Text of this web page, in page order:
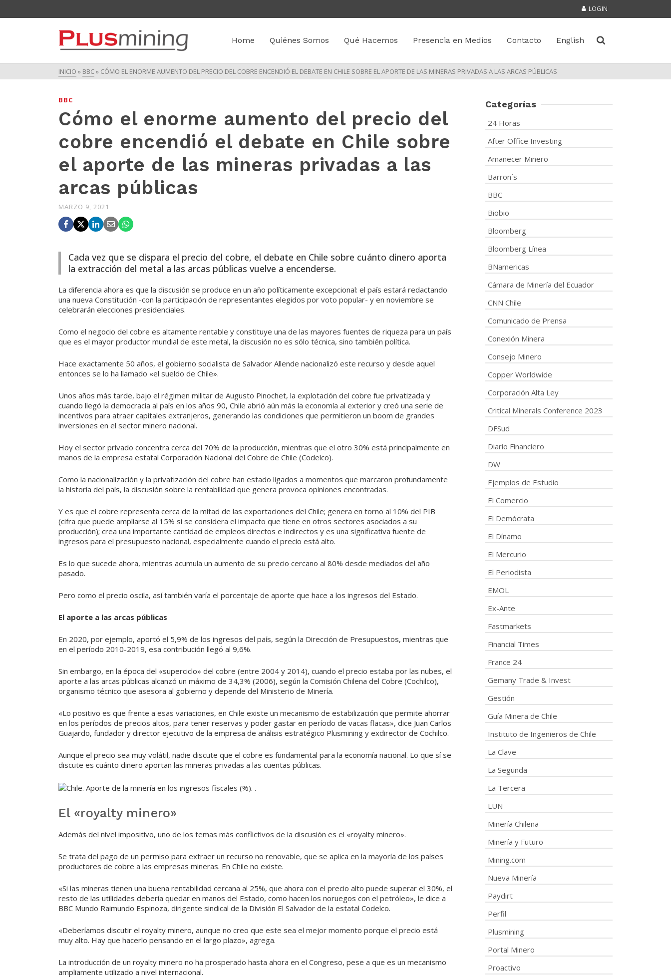
LOGIN
Home Quiénes Somos Qué Hacemos Presencia en Medios Contacto English
INICIO » BBC» CÓMO EL ENORME AUMENTO DEL PRECIO DEL COBRE ENCENDIÓ EL DEBATE EN CHILE SOBRE EL APORTE DE LAS MINERAS PRIVADAS A LAS ARCAS PÚBLICAS
BBC
Cómo el enorme aumento del precio del
cobre encendió el debate en Chile sobre
el aporte de las mineras privadas a las
arcas públicas
MARZO 9, 2021
Cada vez que se dispara el precio del cobre, el debate en Chile sobre cuánto dinero aporta
la extracción del metal a las arcas públicas vuelve a encenderse.
La diferencia ahora es que la discusión se produce en un año políticamente excepcional: el país estará redactando
una nueva Constitución -con la participación de representantes elegidos por voto popular- y en noviembre se
celebrarán elecciones presidenciales.
Como el negocio del cobre es altamente rentable y constituye una de las mayores fuentes de riqueza para un país
que es el mayor productor mundial de este metal, la discusión no es sólo técnica, sino también política.
Hace exactamente 50 años, el gobierno socialista de Salvador Allende nacionalizó este recurso y desde aquel
entonces se lo ha llamado «el sueldo de Chile».
Unos años más tarde, bajo el régimen militar de Augusto Pinochet, la explotación del cobre fue privatizada y
cuando llegó la democracia al país en los años 90, Chile abrió aún más la economía al exterior y creó una serie de
incentivos para atraer capitales extranjeros, generando las condiciones que permitieron un boom de grandes
inversiones en el sector minero nacional.
Hoy el sector privado concentra cerca del 70% de la producción, mientras que el otro 30% está principalmente en
manos de la empresa estatal Corporación Nacional del Cobre de Chile (Codelco).
Como la nacionalización y la privatización del cobre han estado ligados a momentos que marcaron profundamente
la historia del país, la discusión sobre la rentabilidad que genera provoca opiniones encontradas.
Y es que el cobre representa cerca de la mitad de las exportaciones del Chile; genera en torno al 10% del PIB
(cifra que puede ampliarse al 15% si se considera el impacto que tiene en otros sectores asociados a su
producción); crea una importante cantidad de empleos directos e indirectos y es una significativa fuente de
ingresos para el presupuesto nacional, especialmente cuando el precio está alto.
Es lo que sucede ahora, mientras acumula un aumento de su precio cercano al 80% desde mediados del año
pasado.
Pero como el precio oscila, así también varía el porcentaje de aporte que hace a los ingresos del Estado.
El aporte a las arcas públicas
En 2020, por ejemplo, aportó el 5,9% de los ingresos del país, según la Dirección de Presupuestos, mientras que
en el período 2010-2019, esa contribución llegó al 9,6%.
Sin embargo, en la época del «superciclo» del cobre (entre 2004 y 2014), cuando el precio estaba por las nubes, el
aporte a las arcas públicas alcanzó un máximo de 34,3% (2006), según la Comisión Chilena del Cobre (Cochilco),
organismo técnico que asesora al gobierno y depende del Ministerio de Minería.
«Lo positivo es que frente a esas variaciones, en Chile existe un mecanismo de estabilización que permite ahorrar
en los períodos de precios altos, para tener reservas y poder gastar en período de vacas flacas», dice Juan Carlos
Guajardo, fundador y director ejecutivo de la empresa de análisis estratégico Plusmining y exdirector de Cochilco.
Aunque el precio sea muy volátil, nadie discute que el cobre es fundamental para la economía nacional. Lo que sí se
discute es cuánto dinero aportan las mineras privadas a las cuentas públicas.
El «royalty minero»
Además del nivel impositivo, uno de los temas más conflictivos de la discusión es el «royalty minero».
Se trata del pago de un permiso para extraer un recurso no renovable, que se aplica en la mayoría de los países
productores de cobre a las empresas mineras. En Chile no existe.
«Si las mineras tienen una buena rentabilidad cercana al 25%, que ahora con el precio alto puede superar el 30%, el
resto de las utilidades debería quedar en manos del Estado, como hacen los noruegos con el petróleo», le dice a
BBC Mundo Raimundo Espinoza, dirigente sindical de la División El Salvador de la estatal Codelco.
«Deberíamos discutir el royalty minero, aunque no creo que este sea el mejor momento porque el precio está
muy alto. Hay que hacerlo pensando en el largo plazo», agrega.
La introducción de un royalty minero no ha prosperado hasta ahora en el Congreso, pese a que es un mecanismo
ampliamente utilizado a nivel internacional.
Categorías
24 Horas
After Office Investing
Amanecer Minero
Barron´s
BBC
Biobio
Bloomberg
Bloomberg Línea
BNamericas
Cámara de Minería del Ecuador
CNN Chile
Comunicado de Prensa
Conexión Minera
Consejo Minero
Copper Worldwide
Corporación Alta Ley
Critical Minerals Conference 2023
DFSud
Diario Financiero
DW
Ejemplos de Estudio
El Comercio
El Demócrata
El Dínamo
El Mercurio
El Periodista
EMOL
Ex-Ante
Fastmarkets
Financial Times
France 24
Gemany Trade & Invest
Gestión
Guía Minera de Chile
Instituto de Ingenieros de Chile
La Clave
La Segunda
La Tercera
LUN
Minería Chilena
Minería y Futuro
Mining.com
Nueva Minería
Paydirt
Perfil
Plusmining
Portal Minero
Proactivo